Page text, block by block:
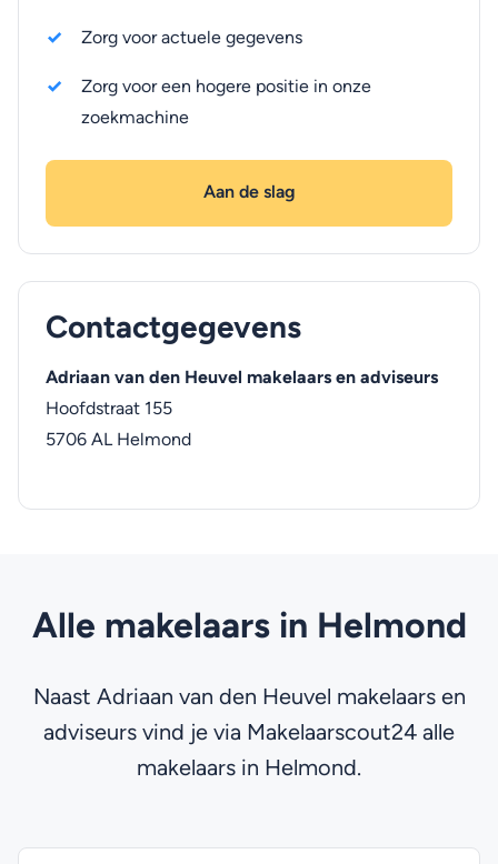
Zorg voor actuele gegevens
Zorg voor een hogere positie in onze
zoekmachine
Aan de slag
Contactgegevens
Adriaan van den Heuvel makelaars en adviseurs
Hoofdstraat 155
5706 AL Helmond
Alle makelaars in Helmond
Naast Adriaan van den Heuvel makelaars en
adviseurs vind je via Makelaarscout24 alle
makelaars in Helmond.